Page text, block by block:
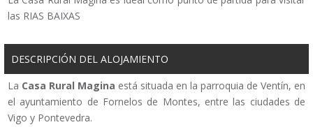
las RIAS BAIXAS
DESCRIPCIÓN DEL ALOJAMIENTO
La Casa Rural Magina está situada en la parroquia de Ventín, en
el ayuntamiento de Fornelos de Montes, entre las ciudades de
Vigo y Pontevedra.